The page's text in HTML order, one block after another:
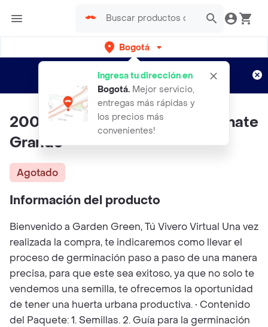
Bogotá
Ingresa tu dirección en
Bogotá. Mejor servicio,
entregas más rápidas y
los precios más
convenientes!
envíos gratis por semanas
Aplican TyC
200 Semillas Orgánicas De Tomate
Grande
Agotado
Información del producto
Bienvenido a Garden Green, Tú Vivero Virtual Una vez
realizada la compra, te indicaremos como llevar el
proceso de germinación paso a paso de una manera
precisa, para que este sea exitoso, ya que no solo te
vendemos una semilla, te ofrecemos la oportunidad
de tener una huerta urbana productiva. • Contenido
del Paquete: 1. Semillas. 2. Guía para la germinación